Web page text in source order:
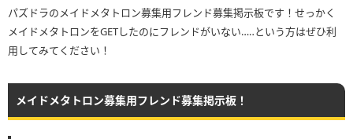
パズドラのメイドメタトロン募集用フレンド募集掲示板です！せっかく
メイドメタトロンをGETしたのにフレンドがいない…‥という方はぜひ利
用してみてください！
メイドメタトロン募集用フレンド募集掲示板！